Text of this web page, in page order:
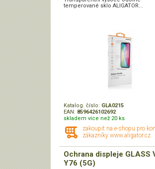
temperované sklo ALIGATOR...
Katalog. číslo: GLA0215
EAN: 8596426102692
skladem více než 20 ks
zakoupit na e-shopu pro
zákazníky www.aligator.cz
Ochrana displeje GLASS
Y76 (5G)